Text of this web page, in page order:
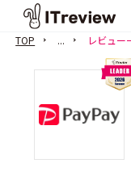
TOP ... レビュー